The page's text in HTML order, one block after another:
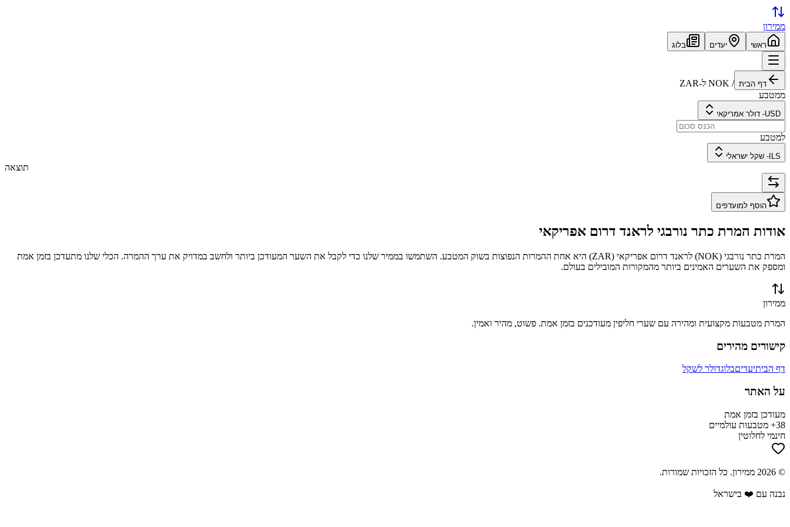
ממירון
ראשי יעדים בלוג
דף הבית /
NOK ל-ZAR
ממטבע
USD
- דולר אמריקאי
למטבע
ILS
- שקל ישראלי
תוצאה
הוסף למועדפים
אודות המרת כתר נורבגי לראנד דרום אפריקאי
המרת כתר נורבגי (
NOK) לראנד דרום אפריקאי (
ZAR) היא אחת ההמרות הנפוצות בשוק המטבע. השתמשו בממיר שלנו כדי לקבל את השער המעודכן ביותר ולחשב במדויק את ערך ההמרה. הכלי שלנו מתעדכן בזמן אמת
ומספק את השערים האמינים ביותר מהמקורות המובילים בעולם.
ממירון
המרת מטבעות מקצועית ומהירה עם שערי חליפין מעודכנים בזמן אמת. פשוט, מהיר ואמין.
קישורים מהירים
דף הביתיעדיםבלוגדולר לשקל
על האתר
מעודכן בזמן אמת
38+ מטבעות עולמיים
חינמי לחלוטין
©
2026 ממירון. כל הזכויות שמורות.
נבנה עם ❤️ בישראל